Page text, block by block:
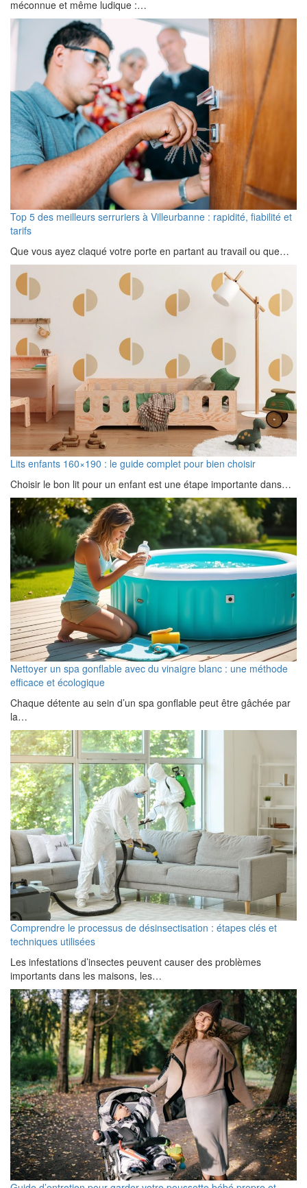
méconnue et même ludique :…
Top 5 des meilleurs serruriers à Villeurbanne : rapidité, fiabilité et
tarifs
Que vous ayez claqué votre porte en partant au travail ou que…
Lits enfants 160×190 : le guide complet pour bien choisir
Choisir le bon lit pour un enfant est une étape importante dans…
Nettoyer un spa gonflable avec du vinaigre blanc : une méthode
efficace et écologique
Chaque détente au sein d’un spa gonflable peut être gâchée par
la…
Comprendre le processus de désinsectisation : étapes clés et
techniques utilisées
Les infestations d’insectes peuvent causer des problèmes
importants dans les maisons, les…